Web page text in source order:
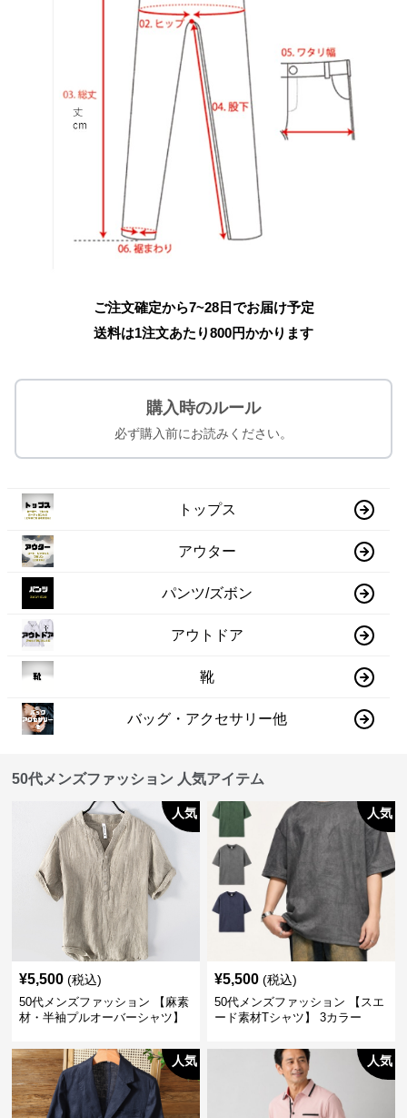
ご注文確定から7~28日でお届け予定
送料は1注文あたり800円かかります
購入時のルール
必ず購入前にお読みください。
トップス
アウター
パンツ/ズボン
アウトドア
靴
バッグ・アクセサリー他
50代メンズファッション 人気アイテム
人気
¥5,500 (税込)
50代メンズファッション 【麻素
材・半袖プルオーバーシャツ】
人気
¥5,500 (税込)
50代メンズファッション 【スエ
ード素材Tシャツ】 3カラー
人気 人気